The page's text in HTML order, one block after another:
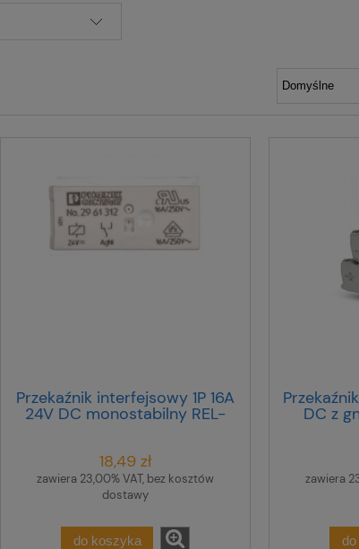
Przekaźnik interfejsowy 1P 16A
24V DC monostabilny REL-
MR- 24DC/21HC 2961312
18,49 zł
zawiera 23,00% VAT, bez kosztów
dostawy
do koszyka
DC z
zawiera